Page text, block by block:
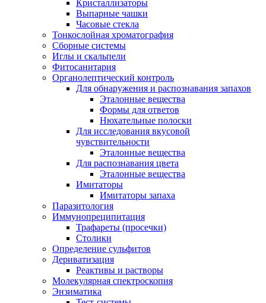
Кристаллизаторы
Выпарные чашки
Часовые стекла
Тонкослойная хроматография
Сборные системы
Иглы и скальпели
Фитосанитария
Органолептический контроль
Для обнаружения и распознавания запахов
Эталонные вещества
Формы для ответов
Нюхательные полоски
Для исследования вкусовой
чувствительности
Эталонные вещества
Для распознавания цвета
Эталонные вещества
Имитаторы
Имитаторы запаха
Паразитология
Иммунопреципитация
Трафареты (просечки)
Столики
Определение сульфитов
Дериватизация
Реактивы и растворы
Молекулярная спектроскопия
Энзиматика